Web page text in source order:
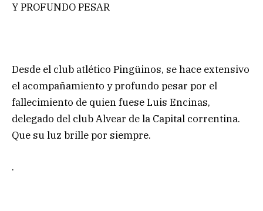
Y PROFUNDO PESAR
Desde el club atlético Pingüinos, se hace extensivo
el acompañamiento y profundo pesar por el
fallecimiento de quien fuese Luis Encinas,
delegado del club Alvear de la Capital correntina.
Que su luz brille por siempre.
.